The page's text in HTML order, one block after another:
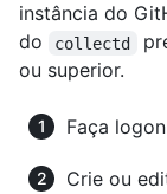
instância do
do
collectd
ou superior.
Faça
Crie ou